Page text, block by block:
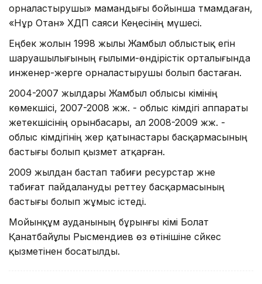
орналастырушы» мамандығы бойынша тәмамдаған,
«Нұр Отан» ХДП саяси Кеңесінің мүшесі.
Еңбек жолын 1998 жылы Жамбыл облыстық егін
шаруашылығының ғылыми-өндірістік орталығында
инженер-жерге орналастырушы болып бастаған.
2004-2007 жылдары Жамбыл облысы әкімінің
көмекшісі, 2007-2008 жж. - облыс әкімдігі аппараты
жетекшісінің орынбасары, ал 2008-2009 жж. -
облыс әкімдігінің жер қатынастары басқармасының
бастығы болып қызмет атқарған.
2009 жылдан бастап табиғи ресурстар және
табиғат пайдалануды реттеу басқармасының
бастығы болып жұмыс істеді.
Мойынқұм ауданының бұрынғы әкімі Болат
Қанатбайұлы Рысмендиев өз өтінішіне сәйкес
қызметінен босатылды.